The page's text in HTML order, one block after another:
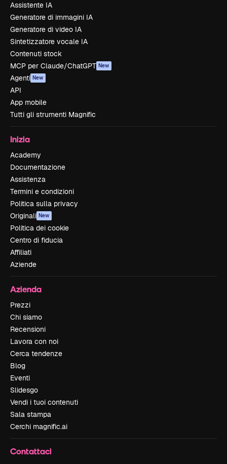
Assistente IA
Generatore di immagini IA
Generatore di video IA
Sintetizzatore vocale IA
Contenuti stock
MCP per Claude/ChatGPT New
Agenti New
API
App mobile
Tutti gli strumenti Magnific
Inizia
Academy
Documentazione
Assistenza
Termini e condizioni
Politica sulla privacy
Originali New
Politica dei cookie
Centro di fiducia
Affiliati
Aziende
Azienda
Prezzi
Chi siamo
Recensioni
Lavora con noi
Cerca tendenze
Blog
Eventi
Slidesgo
Vendi i tuoi contenuti
Sala stampa
Cerchi magnific.ai
Contattaci